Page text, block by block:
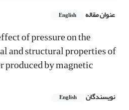
عنوان مقاله English
of pressure on the
and structural properties of
by magnetic
نویسندگان English